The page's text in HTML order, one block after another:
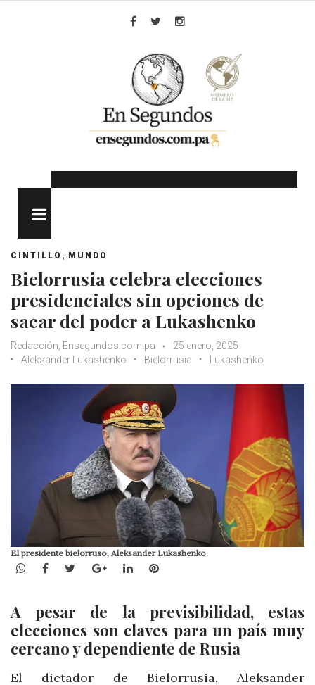
CINTILLO , MUNDO
Bielorrusia celebra elecciones
presidenciales sin opciones de
sacar del poder a Lukashenko
Redacción, Ensegundos.com.pa
25 enero, 2025
Aleksander Lukashenko
Bielorrusia Lukashenko
El presidente bielorruso, Aleksander Lukashenko.
WhatsApp
Facebook
TwitterGoogle+LinkedInPinterest
A pesar de la previsibilidad, estas
elecciones son claves para un país muy
cercano y dependiente de Rusia
El dictador de Bielorrusia, Aleksander